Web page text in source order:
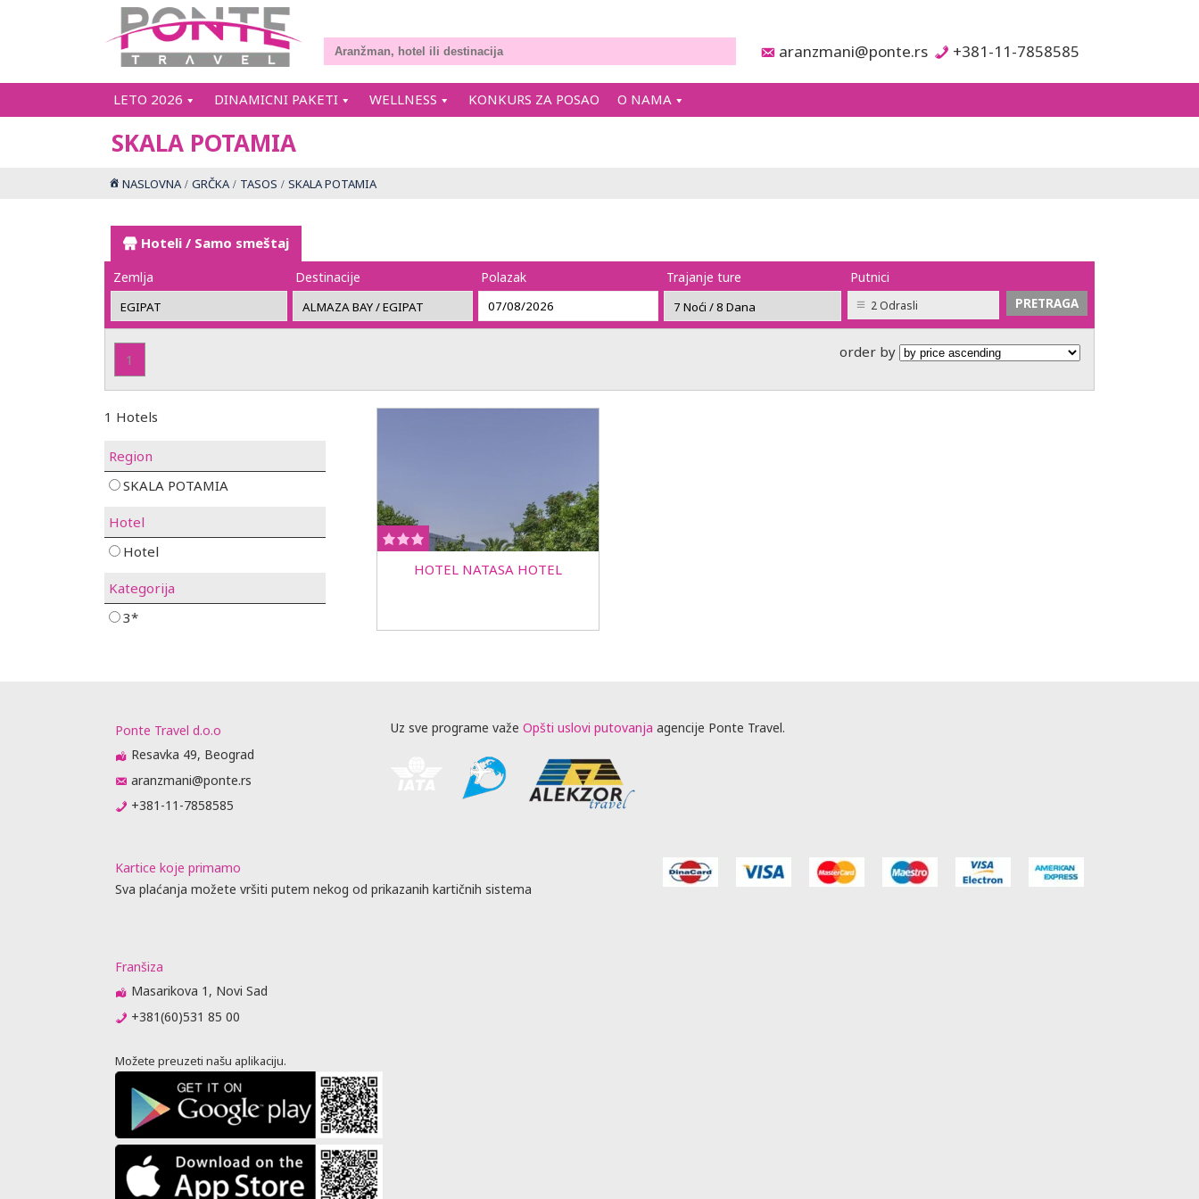
aranzmani@ponte.rs +381-11-7858585
LETO 2026 DINAMICNI PAKETI WELLNESS KONKURS ZA POSAO O NAMA
SKALA POTAMIA
NASLOVNA GRČKA TASOS SKALA POTAMIA
Hoteli / Samo smeštaj
Zemlja Destinacije Polazak Trajanje ture Putnici
2 Odrasli
1 order by
1 Hotels
Region
SKALA POTAMIA
Hotel
Hotel
Kategorija
3*
HOTEL NATASA HOTEL
Ponte Travel d.o.o
Resavka 49, Beograd
aranzmani@ponte.rs
+381-11-7858585
Uz sve programe važe Opšti uslovi putovanja agencije Ponte Travel.
Kartice koje primamo
Sva plaćanja možete vršiti putem nekog od prikazanih kartičnih sistema
Franšiza
Masarikova 1, Novi Sad
+381(60)531 85 00
Možete preuzeti našu aplikaciju.